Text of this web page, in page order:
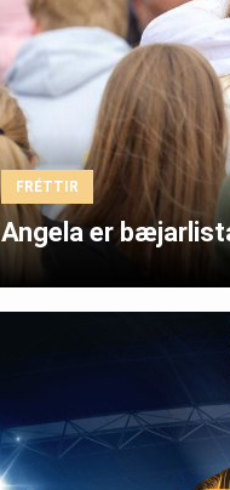
FRÉTTIR
Angela er